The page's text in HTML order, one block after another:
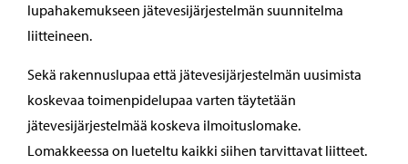
lupahakemukseen jätevesijärjestelmän suunnitelma
liitteineen.
Sekä rakennuslupaa että jätevesijärjestelmän uusimista
koskevaa toimenpidelupaa varten täytetään
jätevesijärjestelmää koskeva ilmoituslomake.
Lomakkeessa on lueteltu kaikki siihen tarvittavat liitteet.